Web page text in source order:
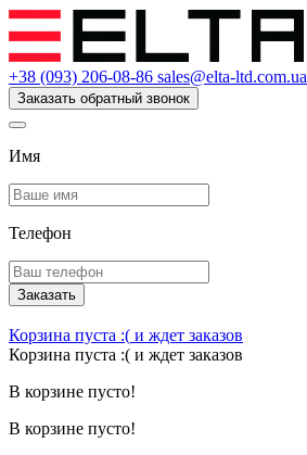
+38 (093) 206-08-86 sales@elta-ltd.com.ua
Заказать обратный звонок
Имя
Телефон
Заказать
Корзина пуста :( и ждет заказов
Корзина пуста :( и ждет заказов
В корзине пусто!
В корзине пусто!